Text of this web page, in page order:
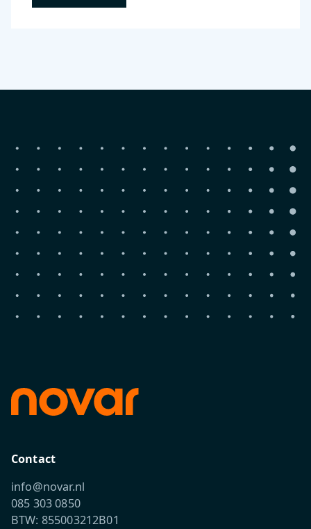
Contact
info@novar.nl
085 303 0850
BTW: 855003212B01